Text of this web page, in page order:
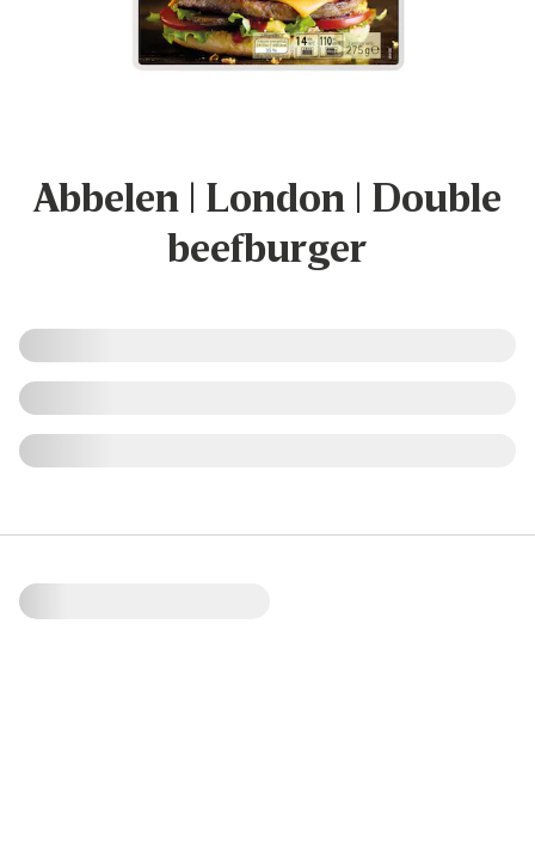
Abbelen | London | Double
beefburger